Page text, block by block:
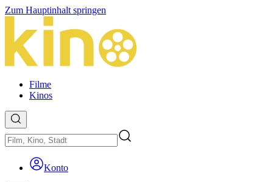
Zum Hauptinhalt springen
Filme
Kinos
Konto